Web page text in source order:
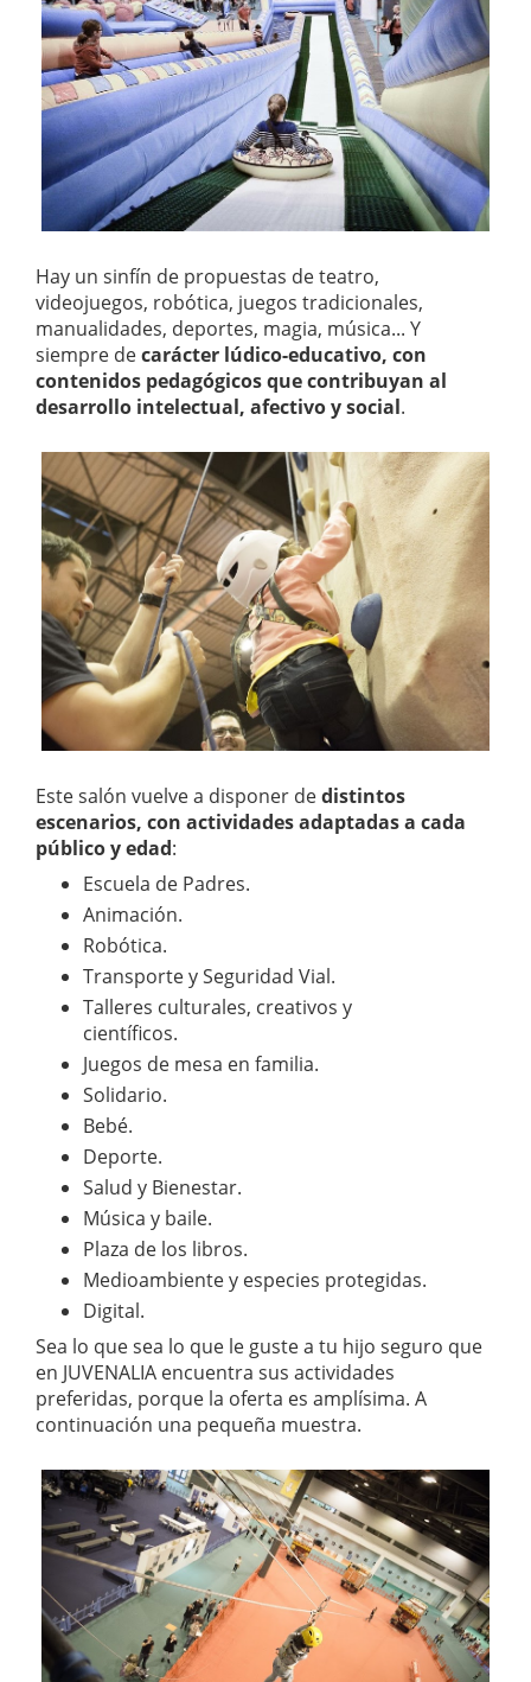
Hay un sinfín de propuestas de teatro,
videojuegos, robótica, juegos tradicionales,
manualidades, deportes, magia, música... Y
siempre decarácter lúdico-educativo, con
contenidos pedagógicos que contribuyan al
desarrollo intelectual, afectivo y social.
Este salón vuelve a disponer dedistintos
escenarios, con actividades adaptadas a cada
público y edad:
Escuela de Padres.
Animación.
Robótica.
Transporte y Seguridad Vial.
Talleres culturales, creativos y
científicos.
Juegos de mesa en familia.
Solidario.
Bebé.
Deporte.
Salud y Bienestar.
Música y baile.
Plaza de los libros.
Medioambiente y especies protegidas.
Digital.
Sea lo que sea lo que le guste a tu hijo seguro que
en JUVENALIA encuentra sus actividades
preferidas, porque la oferta es amplísima. A
continuación una pequeña muestra.